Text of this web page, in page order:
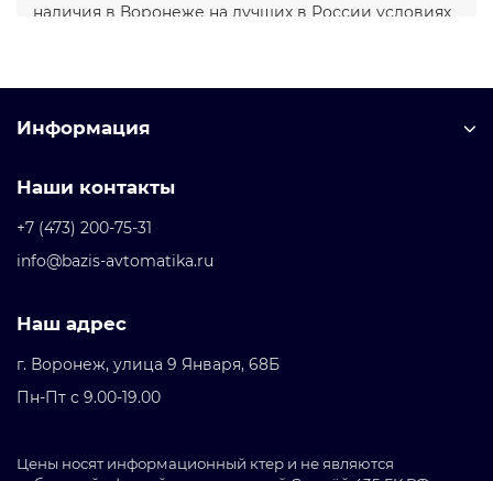
наличия в Воронеже на лучших в России условиях
Информация
Наши контакты
+7 (473) 200-75-31
info@bazis-avtomatika.ru
Наш адрес
г. Воронеж, улица 9 Января, 68Б
Пн-Пт с 9.00-19.00
Цены носят информационный ктер и не являются